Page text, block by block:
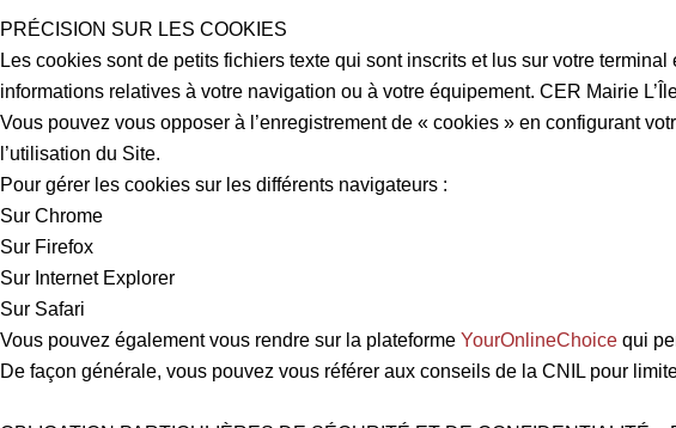
PRÉCISION SUR LES COOKIES
Les cookies sont de petits fichiers texte qui sont inscrits et lus sur votre
informations relatives à votre navigation ou à votre équipement. CER Mairie
Vous pouvez vous opposer à l’enregistrement de « cookies » en configurant
l’utilisation du Site.
Pour gérer les cookies sur les différents navigateurs :
Sur Chrome
Sur Firefox
Sur Internet Explorer
Sur Safari
Vous pouvez également vous rendre sur la plateforme YourOnlineChoice qui
De façon générale, vous pouvez vous référer aux conseils de la CNIL pour